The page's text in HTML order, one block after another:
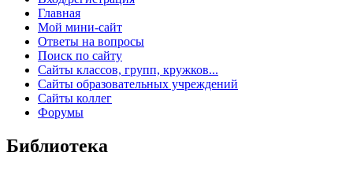
Главная
Мой мини-сайт
Ответы на вопросы
Поиск по сайту
Сайты классов, групп, кружков...
Сайты образовательных учреждений
Сайты коллег
Форумы
Библиотека